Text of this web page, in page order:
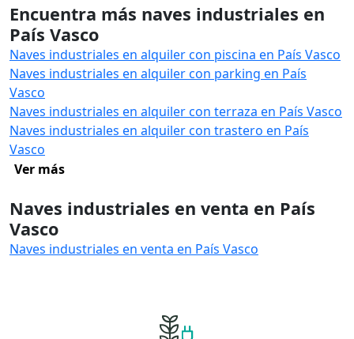
Encuentra más naves industriales en
País Vasco
Naves industriales en alquiler con piscina en País Vasco
Naves industriales en alquiler con parking en País
Vasco
Naves industriales en alquiler con terraza en País Vasco
Naves industriales en alquiler con trastero en País
Vasco
Ver más
Naves industriales en venta en País
Vasco
Naves industriales en venta en País Vasco